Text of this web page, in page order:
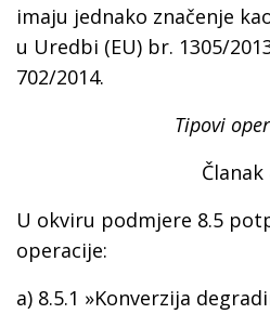
imaju jednako značenje
u Uredbi (EU) br. 1305/
702/2014.
Tipovi
Članak
U okviru podmjere 8.5
operacije:
a) 8.5.1 »Konverzija